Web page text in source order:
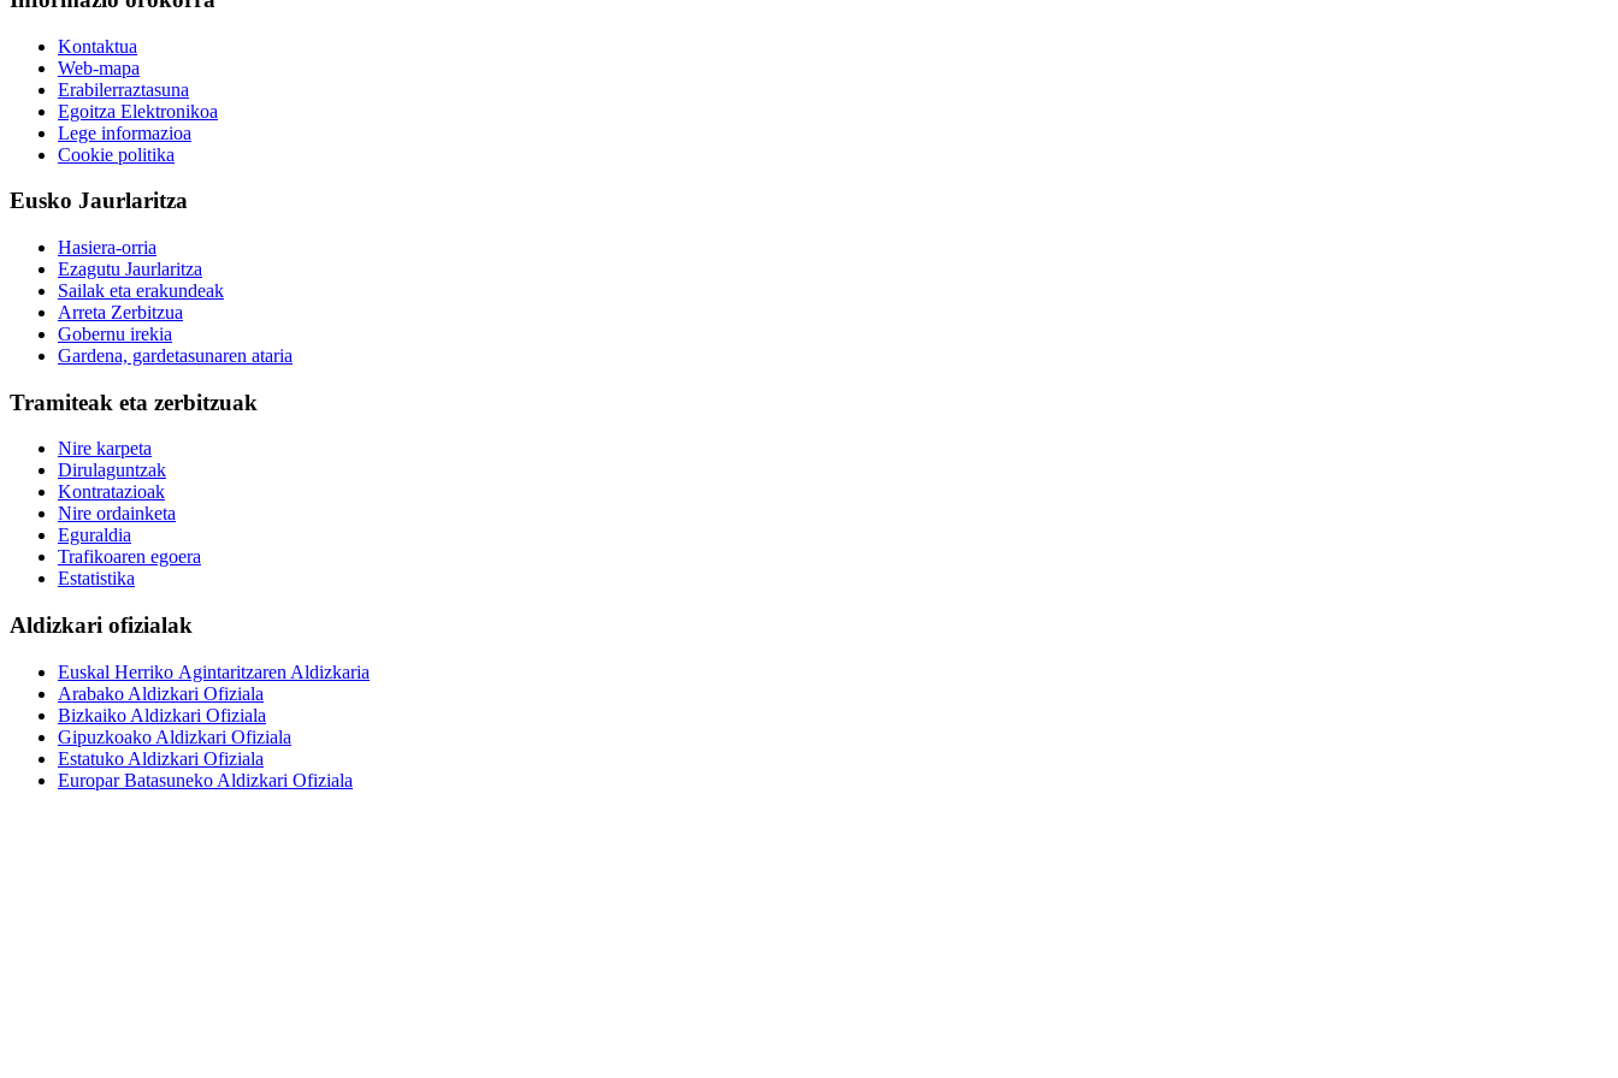
Kontaktua
Web-mapa
Erabilerraztasuna
Egoitza Elektronikoa
Lege informazioa
Cookie politika
Eusko Jaurlaritza
Hasiera-orria
Ezagutu Jaurlaritza
Sailak eta erakundeak
Arreta Zerbitzua
Gobernu irekia
Gardena, gardetasunaren ataria
Tramiteak eta zerbitzuak
Nire karpeta
Dirulaguntzak
Kontratazioak
Nire ordainketa
Eguraldia
Trafikoaren egoera
Estatistika
Aldizkari ofizialak
Euskal Herriko Agintaritzaren Aldizkaria
Arabako Aldizkari Ofiziala
Bizkaiko Aldizkari Ofiziala
Gipuzkoako Aldizkari Ofiziala
Estatuko Aldizkari Ofiziala
Europar Batasuneko Aldizkari Ofiziala